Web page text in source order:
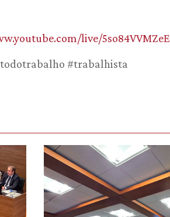
live/5so84VVMZeE
#trabalhista